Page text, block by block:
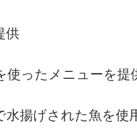
供
使ったメニューを提
水揚げされた魚を使